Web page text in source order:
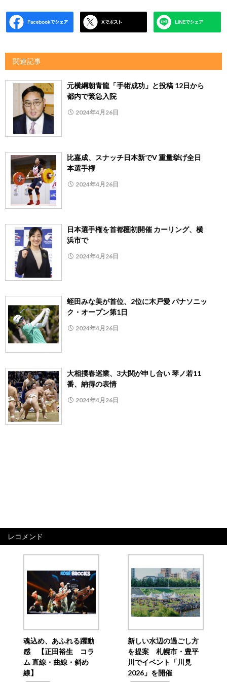
関連記事
元横綱朝青龍「手術成功」と投稿 12日から
都内で緊急入院
2024年4月26日
比嘉成、スナッチ日本新でV 重量挙げ全日
本選手権
2024年4月26日
日本選手権を首都圏初開催 カーリング、横
浜市で
2024年4月26日
蛭田みな美が首位、2位に木戸愛 パナソニッ
ク・オープン第1日
2024年4月26日
大相撲春巡業、3大関が申し合い 琴ノ若11
番、納得の表情
2024年4月26日
レコメンド
魂込め、あふれる躍動
感 【正田裕生 コラ
ム 直線・曲線・斜め
線】
新しい水辺の過ごし方
を提案 札幌市・豊平
川でイベント「川見
2026」を開催